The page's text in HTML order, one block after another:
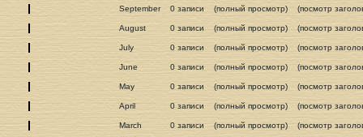
September 0 записи (полный просмотр) (посмотр
August 0 записи (полный просмотр) (посмотр
July 0 записи (полный просмотр) (посмотр
June 0 записи (полный просмотр) (посмотр
May 0 записи (полный просмотр) (посмотр
April 0 записи (полный просмотр) (посмотр
March 0 записи (полный просмотр) (посмотр